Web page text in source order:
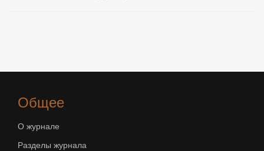
Общее
О журнале
Разделы журнала